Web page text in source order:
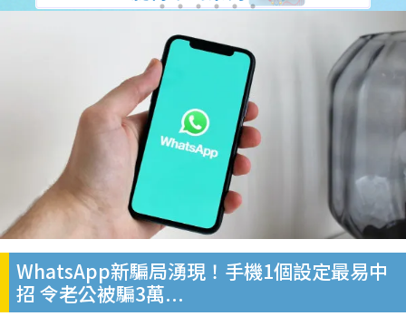
WhatsApp新騙局湧現！手機1個設定最易中
招 令老公被騙3萬...